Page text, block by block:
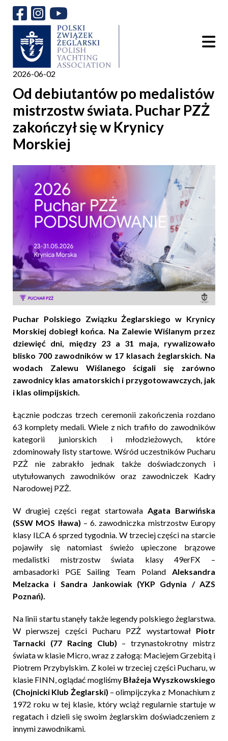
2026-06-02
Od debiutantów po medalistów
mistrzostw świata. Puchar PZŻ
zakończył się w Krynicy
Morskiej
Puchar Polskiego Związku Żeglarskiego w Krynicy
Morskiej dobiegł końca. Na Zalewie Wiślanym przez
dziewięć dni, między 23 a 31 maja, rywalizowało
blisko 700 zawodników w 17 klasach żeglarskich. Na
wodach Zalewu Wiślanego ścigali się zarówno
zawodnicy klas amatorskich i przygotowawczych, jak
i klas olimpijskich.
Łącznie podczas trzech ceremonii zakończenia rozdano
63 komplety medali. Wiele z nich trafiło do zawodników
kategorii juniorskich i młodzieżowych, które
zdominowały listy startowe. Wśród uczestników Pucharu
PZŻ nie zabrakło jednak także doświadczonych i
utytułowanych zawodników oraz zawodniczek Kadry
Narodowej PZŻ.
W drugiej części regat startowała Agata Barwińska
(SSW MOS Iława) – 6. zawodniczka mistrzostw Europy
klasy ILCA 6 sprzed tygodnia. W trzeciej części na starcie
pojawiły się natomiast świeżo upieczone brązowe
medalistki mistrzostw świata klasy 49erFX –
ambasadorki PGE Sailing Team Poland Aleksandra
Melzacka i Sandra Jankowiak (YKP Gdynia / AZS
Poznań).
Na linii startu stanęły także legendy polskiego żeglarstwa.
W pierwszej części Pucharu PZŻ wystartował Piotr
Tarnacki (77 Racing Club) – trzynastokrotny mistrz
świata w klasie Micro, wraz z załogą: Maciejem Grzebitą i
Piotrem Przybylskim. Z kolei w trzeciej części Pucharu, w
klasie FINN, oglądać mogliśmy Błażeja Wyszkowskiego
(Chojnicki Klub Żeglarski) – olimpijczyka z Monachium z
1972 roku w tej klasie, który wciąż regularnie startuje w
regatach i dzieli się swoim żeglarskim doświadczeniem z
innymi zawodnikami.